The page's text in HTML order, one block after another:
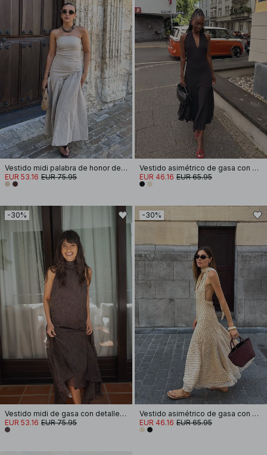
Vestido midi palabra de honor de mezcla de lino
EUR 53.16 EUR 75.95
Vestido asimétrico de gasa con cuello halter
EUR 46.16 EUR 65.95
-30%
Vestido midi de gasa con detalle de pañuelo
EUR 53.16 EUR 75.95
-30%
Vestido asimétrico de gasa con cuello halter
EUR 46.16 EUR 65.95